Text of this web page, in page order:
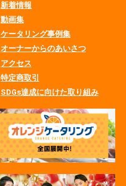
新着情報
動画集
ケータリング事例集
オーナーからのあいさつ
アクセス
特定商取引
SDGs達成に向けた取り組み